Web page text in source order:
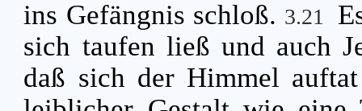
ins Gefängnis schloß. 3.21
sich taufen ließ und auch
daß sich der Himmel